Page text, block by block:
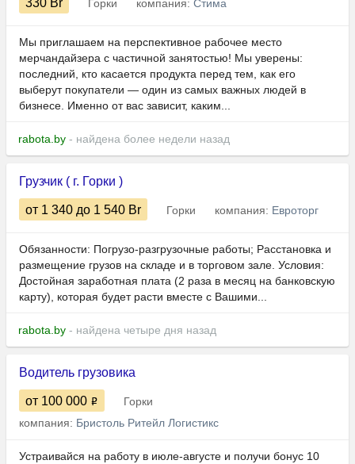
330 Br Горки компания: Стима
Мы приглашаем на перспективное рабочее место
мерчандайзера с частичной занятостью! Мы уверены:
последний, кто касается продукта перед тем, как его
выберут покупатели — один из самых важных людей в
бизнесе. Именно от вас зависит, каким...
rabota.by - найдена более недели назад
Грузчик ( г. Горки )
от 1 340 до 1 540 Br Горки компания: Евроторг
Обязанности: Погрузо-разгрузочные работы; Расстановка и
размещение грузов на складе и в торговом зале. Условия:
Достойная заработная плата (2 раза в месяц на банковскую
карту), которая будет расти вместе с Вашими...
rabota.by - найдена четыре дня назад
Водитель грузовика
от 100 000
Горки
компания: Бристоль Ритейл Логистикс
Устраивайся на работу в июле-августе и получи бонус 10